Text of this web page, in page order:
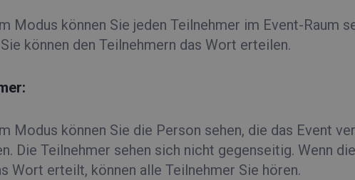
Modus können Sie jeden Teilnehmer im Event-Raum
Sie können den Teilnehmern das Wort erteilen.
Modus können Sie die Person sehen, die das Event
Die Teilnehmer sehen sich nicht gegenseitig. Wenn
Wort erteilt, können alle Teilnehmer Sie hören.